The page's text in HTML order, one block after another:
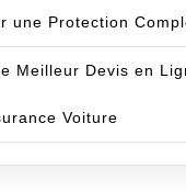
une Protection
Meilleur Devis en
Voiture